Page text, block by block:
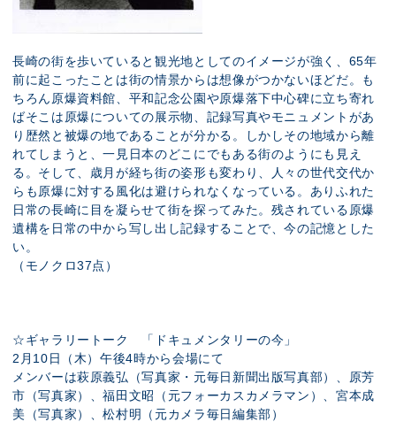
長崎の街を歩いていると観光地としてのイメージが強く、65年
前に起こったことは街の情景からは想像がつかないほどだ。も
ちろん原爆資料館、平和記念公園や原爆落下中心碑に立ち寄れ
ばそこは原爆についての展示物、記録写真やモニュメントがあ
り歴然と被爆の地であることが分かる。しかしその地域から離
れてしまうと、一見日本のどこにでもある街のようにも見え
る。そして、歳月が経ち街の姿形も変わり、人々の世代交代か
らも原爆に対する風化は避けられなくなっている。ありふれた
日常の長崎に目を凝らせて街を探ってみた。残されている原爆
遺構を日常の中から写し出し記録することで、今の記憶とした
い。
（モノクロ37点）
☆ギャラリートーク 「ドキュメンタリーの今」
2月10日（木）午後4時から会場にて
メンバーは萩原義弘（写真家・元毎日新聞出版写真部）、原芳
市（写真家）、福田文昭（元フォーカスカメラマン）、宮本成
美（写真家）、松村明（元カメラ毎日編集部）